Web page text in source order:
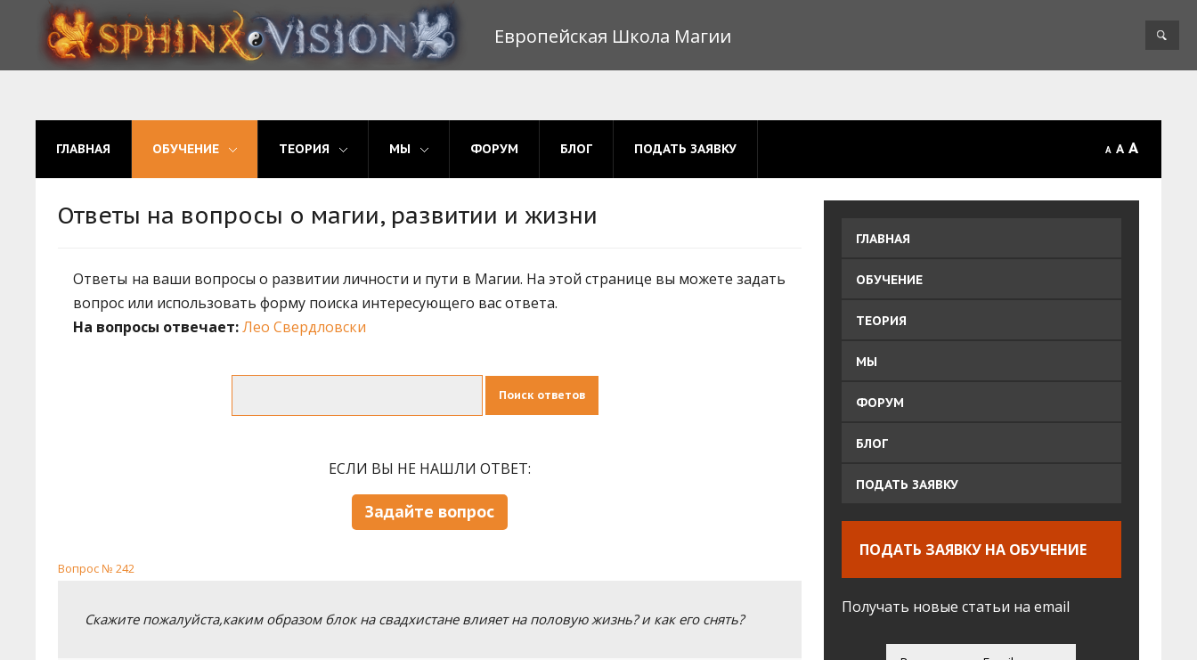
ПОДАТЬ ЗАЯВКУ
Европейская Школа Магии
ГЛАВНАЯ ОБУЧЕНИЕ ТЕОРИЯ МЫ ФОРУМ БЛОГ ПОДАТЬ ЗАЯВКУ A A A
Ответы на вопросы о магии, развитии и жизни
Ответы на ваши вопросы о развитии личности и пути в Магии. На этой странице вы можете задать
вопрос или использовать форму поиска интересующего вас ответа.
На вопросы отвечает: Лео Свердловски
Поиск ответов
ЕСЛИ ВЫ НЕ НАШЛИ ОТВЕТ:
Задайте вопрос
Вопрос № 242
Скажите пожалуйста,каким образом блок на свадхистане влияет на половую жизнь? и как его снять?
ГЛАВНАЯ
ОБУЧЕНИЕ
ТЕОРИЯ
МЫ
ФОРУМ
БЛОГ
ПОДАТЬ ЗАЯВКУ
ПОДАТЬ ЗАЯВКУ НА ОБУЧЕНИЕ
Получать новые статьи на email